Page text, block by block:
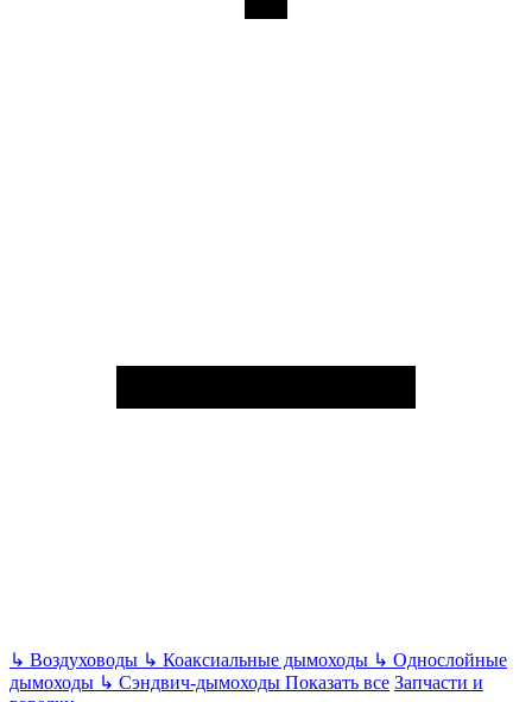
↳ Воздуховоды ↳ Коаксиальные дымоходы ↳ Однослойные
дымоходы ↳ Сэндвич-дымоходы Показать все Запчасти и